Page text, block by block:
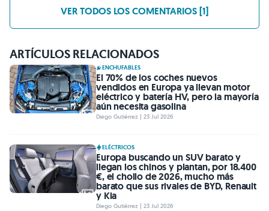
VER TODOS LOS COMENTARIOS [1]
ARTÍCULOS RELACIONADOS
ENCHUFABLES
El 70% de los coches nuevos
vendidos en Europa ya llevan motor
eléctrico y batería HV, pero la mayoría
aún necesita gasolina
Diego Gutiérrez | 23 Jul 2026
ELÉCTRICOS
Europa buscando un SUV barato y
llegan los chinos y plantan, por 18.400
€, el chollo de 2026, mucho más
barato que sus rivales de BYD, Renault
y Kia
Diego Gutiérrez | 23 Jul 2026